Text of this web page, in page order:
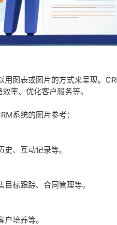
图表或图片的方式来呈现。
率、优化客户服务等。
系统的图片参考：
、互动记录等。
标跟踪、合同管理等。
培养等。